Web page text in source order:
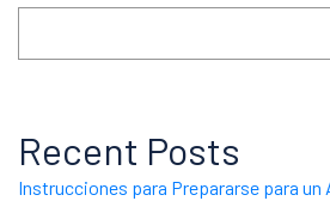
Recent Posts
Instrucciones para Prepararse para un